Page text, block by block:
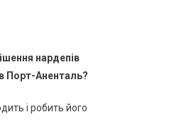
нардепів
Порт-Аненталь?
і робить його